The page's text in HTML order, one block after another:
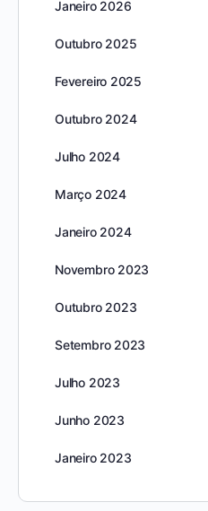
Janeiro 2026
Outubro 2025
Fevereiro 2025
Outubro 2024
Julho 2024
Março 2024
Janeiro 2024
Novembro 2023
Outubro 2023
Setembro 2023
Julho 2023
Junho 2023
Janeiro 2023